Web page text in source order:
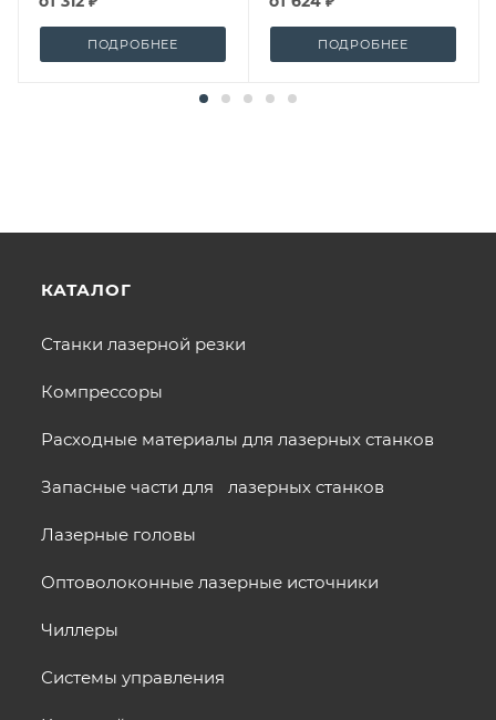
ПОДРОБНЕЕ ПОДРОБНЕЕ
КАТАЛОГ
Станки лазерной резки
Компрессоры
Расходные материалы для лазерных станков
Запасные части для лазерных станков
Лазерные головы
Оптоволоконные лазерные источники
Чиллеры
Системы управления